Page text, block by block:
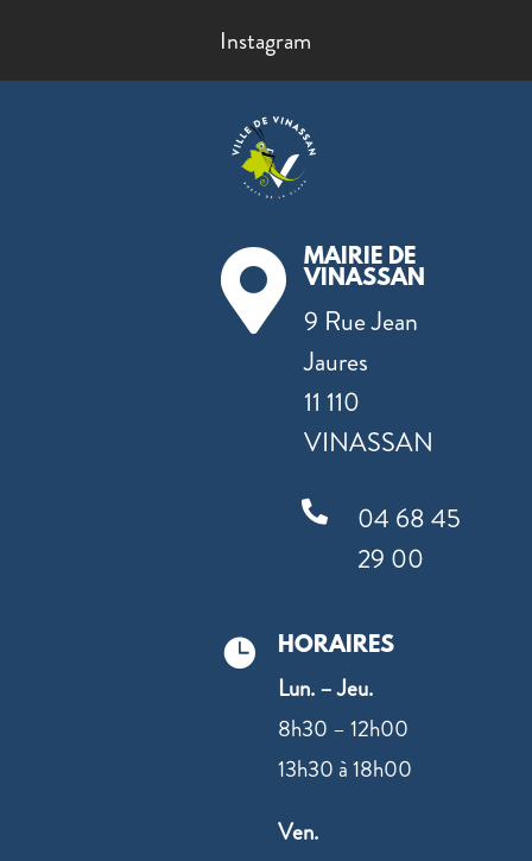
Instagram

MAIRIE DE
VINASSAN
9 Rue Jean
Jaures
11 110
VINASSAN

04 68 45
29 00
 HORAIRES
Lun. – Jeu.
8h30 – 12h00
13h30 à 18h00
Ven.